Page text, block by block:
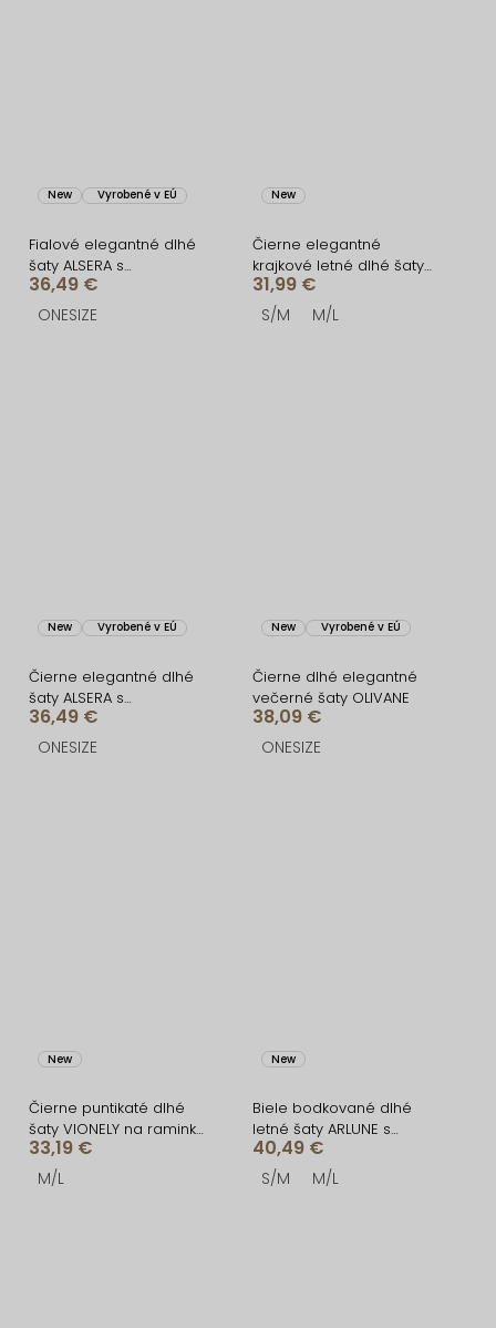
New Vyrobené v EÚ
Fialové elegantné dlhé
šaty ALSERA s
vypchávkami
36,49 €
ONESIZE
New
Čierne elegantné
krajkové letné dlhé šaty
MALLONE
31,99 €
S/M M/L
New Vyrobené v EÚ
Čierne elegantné dlhé
šaty ALSERA s
vypchávkami
36,49 €
ONESIZE
New Vyrobené v EÚ
Čierne dlhé elegantné
večerné šaty OLIVANE
38,09 €
ONESIZE
New
Čierne puntikaté dlhé
šaty VIONELY na raminka
a čipkou
33,19 €
M/L
New
Biele bodkované dlhé
letné šaty ARLUNE s
korzetom
40,49 €
S/M M/L